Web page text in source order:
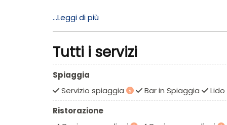
Perché sceglierlo
Apprezzato dafamiglie, coppie e gruppi di
Come raggiungerlo: il villaggio è facilmente
Nicotera Marina.
verso Tropea, Capo Vaticano e altre località
Spiaggia e lido
...Leggi di più
Tutti i servizi
Spiaggia
Servizio spiaggia
Bar in Spiaggia
Ristorazione